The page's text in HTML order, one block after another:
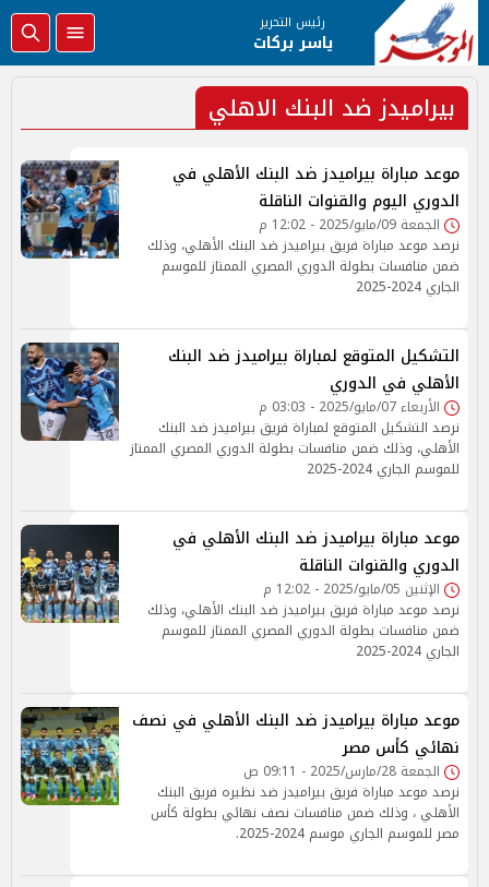
رئيس التحرير
ياسر بركات
بيراميدز ضد البنك الاهلي
موعد مباراة بيراميدز ضد البنك الأهلي في
الدوري اليوم والقنوات الناقلة
الجمعة 09/مايو/2025 - 12:02 م
نرصد موعد مباراة فريق بيراميدز ضد البنك الأهلي، وذلك
ضمن منافسات بطولة الدوري المصري الممتاز للموسم
الجاري 2024-2025
التشكيل المتوقع لمباراة بيراميدز ضد البنك
الأهلي في الدوري
الأربعاء 07/مايو/2025 - 03:03 م
نرصد التشكيل المتوقع لمباراة فريق بيراميدز ضد البنك
الأهلي، وذلك ضمن منافسات بطولة الدوري المصري الممتاز
للموسم الجاري 2024-2025
موعد مباراة بيراميدز ضد البنك الأهلي في
الدوري والقنوات الناقلة
الإثنين 05/مايو/2025 - 12:02 م
نرصد موعد مباراة فريق بيراميدز ضد البنك الأهلي، وذلك
ضمن منافسات بطولة الدوري المصري الممتاز للموسم
الجاري 2024-2025
موعد مباراة بيراميدز ضد البنك الأهلي في نصف
نهائي كأس مصر
الجمعة 28/مارس/2025 - 09:11 ص
نرصد موعد مباراة فريق بيراميدز ضد نظيره فريق البنك
الأهلي ، وذلك ضمن منافسات نصف نهائي بطولة كأس
مصر للموسم الجاري موسم 2024-2025.